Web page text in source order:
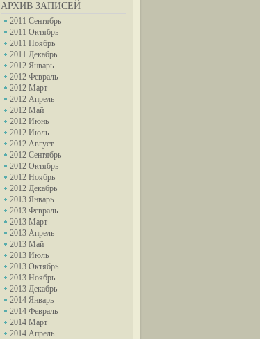
АРХИВ ЗАПИСЕЙ
2011 Сентябрь
2011 Октябрь
2011 Ноябрь
2011 Декабрь
2012 Январь
2012 Февраль
2012 Март
2012 Апрель
2012 Май
2012 Июнь
2012 Июль
2012 Август
2012 Сентябрь
2012 Октябрь
2012 Ноябрь
2012 Декабрь
2013 Январь
2013 Февраль
2013 Март
2013 Апрель
2013 Май
2013 Июль
2013 Октябрь
2013 Ноябрь
2013 Декабрь
2014 Январь
2014 Февраль
2014 Март
2014 Апрель